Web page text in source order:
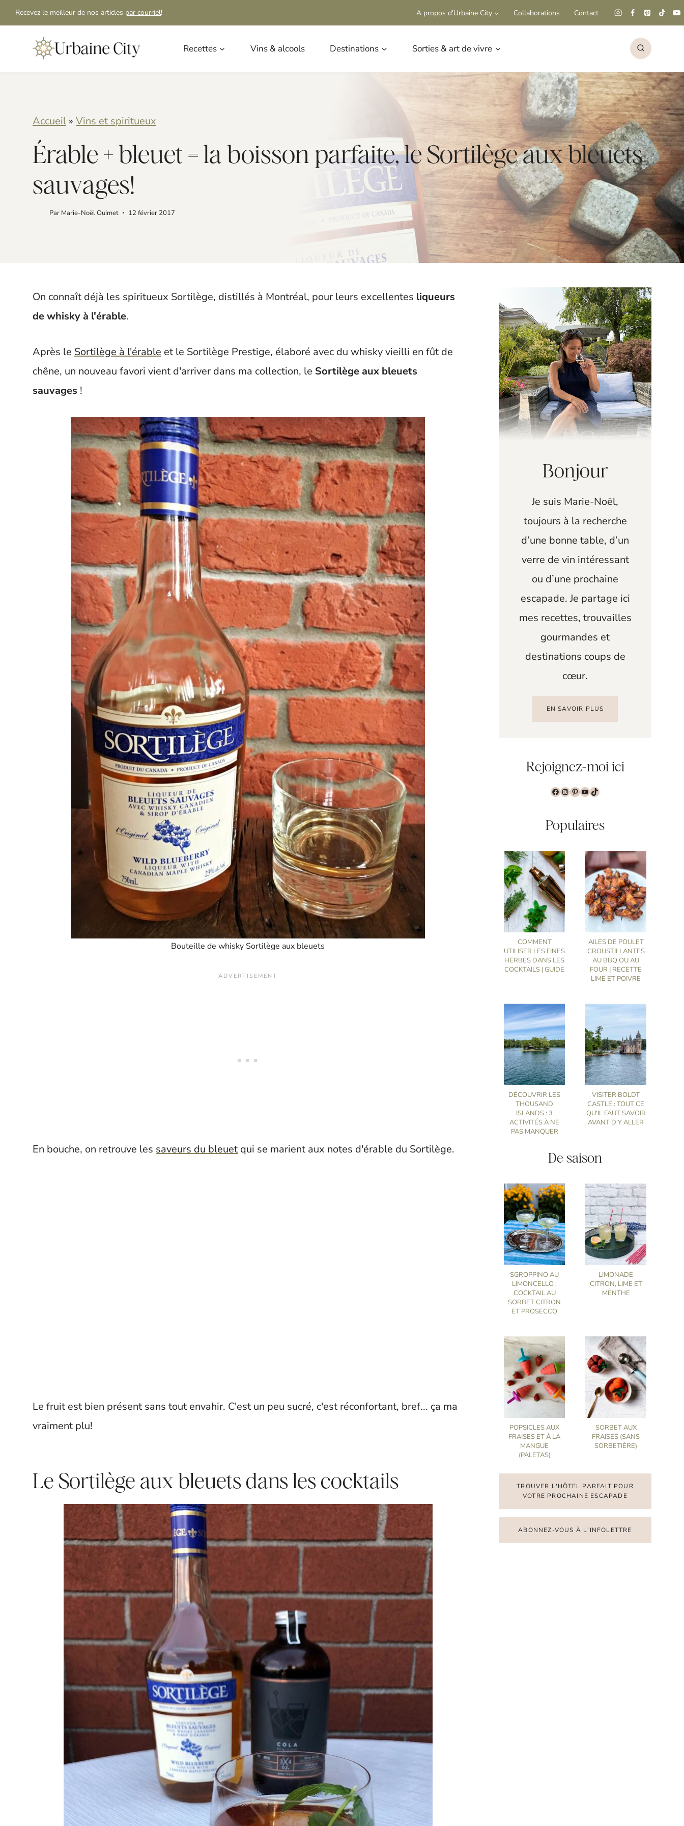
k
Recevez le meilleur de nos articles par courriel! A propos d'Urbaine City Collaborations Contact
Recettes Vins & alcools Destinations Sorties & art de vivre
Accueil » Vins et spiritueux
Érable + bleuet = la boisson parfaite, le Sortilège aux bleuets
sauvages!
Par Marie-Noël Ouimet 12 février 2017
On connaît déjà les spiritueux Sortilège, distillés à Montréal, pour leurs excellentes liqueurs
de whisky à l'érable.
Après le Sortilège à l'érable et le Sortilège Prestige, élaboré avec du whisky vieilli en fût de
chêne, un nouveau favori vient d'arriver dans ma collection, le Sortilège aux bleuets
sauvages !
Bouteille de whisky Sortilège aux bleuets
En bouche, on retrouve les saveurs du bleuet qui se marient aux notes d'érable du Sortilège.
Le fruit est bien présent sans tout envahir. C'est un peu sucré, c'est réconfortant, bref... ça ma
vraiment plu!
Le Sortilège aux bleuets dans les cocktails
Bonjour
Je suis Marie-Noël,
toujours à la recherche
d’une bonne table, d’un
verre de vin intéressant
ou d’une prochaine
escapade. Je partage ici
mes recettes, trouvailles
gourmandes et
destinations coups de
cœur.
EN SAVOIR PLUS
Rejoignez-moi ici
Facebook InstagramPinterest YouTubeTikTok
Populaires
COMMENT
UTILISER LES FINES
HERBES DANS LES
COCKTAILS | GUIDE
AILES DE POULET
CROUSTILLANTES
AU BBQ OU AU
FOUR | RECETTE
LIME ET POIVRE
DÉCOUVRIR LES
THOUSAND
ISLANDS : 3
ACTIVITÉS À NE
PAS MANQUER
VISITER BOLDT
CASTLE : TOUT CE
QU'IL FAUT SAVOIR
AVANT D'Y ALLER
De saison
SGROPPINO AU
LIMONCELLO :
COCKTAIL AU
SORBET CITRON
ET PROSECCO
LIMONADE
CITRON, LIME ET
MENTHE
POPSICLES AUX
FRAISES ET À LA
MANGUE
(PALETAS)
SORBET AUX
FRAISES (SANS
SORBETIÈRE)
TROUVER L'HÔTEL PARFAIT POUR
VOTRE PROCHAINE ESCAPADE
ABONNEZ-VOUS À L'INFOLETTRE